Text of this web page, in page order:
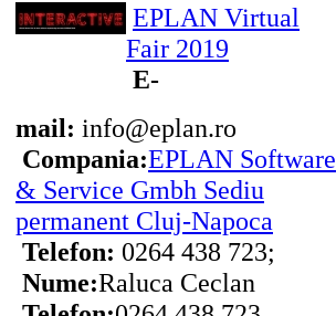
EPLAN Virtual
Fair 2019
E-
mail: info@eplan.ro
Compania:EPLAN Software
& Service Gmbh Sediu
permanent Cluj-Napoca
Telefon: 0264 438 723;
Nume:Raluca Ceclan